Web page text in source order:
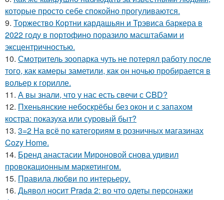
которые просто себе спокойно прогуливаются.
9. Торжество Кортни кардашьян и Трэвиса баркера в
2022 году в портофино поразило масштабами и
эксцентричностью.
10. Смотритель зоопарка чуть не потерял работу после
того, как камеры заметили, как он ночью пробирается в
вольер к горилле.
11. А вы знали, что у нас есть свечи с CBD?
12. Пхеньянские небоскрёбы без окон и с запахом
костра: показуха или суровый быт?
13. 3=2 На всё по категориям в розничных магазинах
Cozy Home.
14. Бренд анастасии Мироновой снова удивил
провокационным маркетингом.
15. Правила любви по интеpьеpу.
16. Дьявол носит Prada 2: во что одеты персонажи